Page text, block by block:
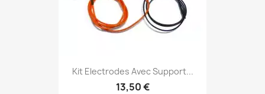
Kit Electrodes Avec Support...
13,50 €